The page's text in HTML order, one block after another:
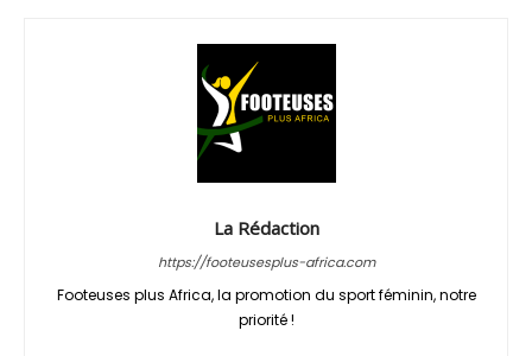
La Rédaction
https://footeusesplus-africa.com
Footeuses plus Africa, la promotion du sport féminin, notre
priorité !